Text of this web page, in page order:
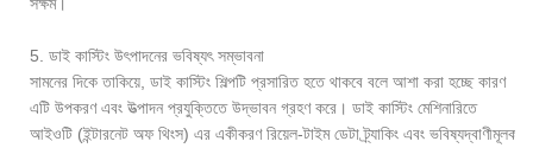
5. ডাই কাস্টিং উৎপাদনের ভবিষ্যৎ সম্ভাবনা
সামনের দিকে তাকিয়ে, ডাই কাস্টিং শিল্পটি প্রসারিত হতে থাকবে বলে আশা করা হচ্ছে কারণ
এটি উপকরণ এবং উত্পাদন প্রযুক্তিতে উদ্ভাবন গ্রহণ করে। ডাই কাস্টিং মেশিনারিতে
আইওটি (ইন্টারনেট অফ থিংস) এর একীকরণ রিয়েল-টাইম ডেটা ট্র্যাকিং এবং ভবিষ্যদ্বাণীমূলক